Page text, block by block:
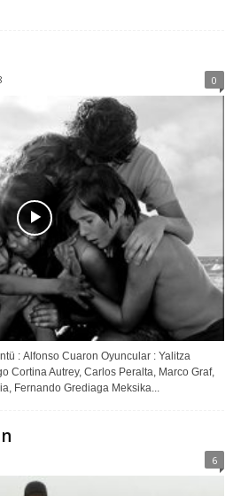
0
: Alfonso Cuaron Oyuncular : Yalitza
Cortina Autrey, Carlos Peralta, Marco Graf,
Fernando Grediaga Meksika...
6